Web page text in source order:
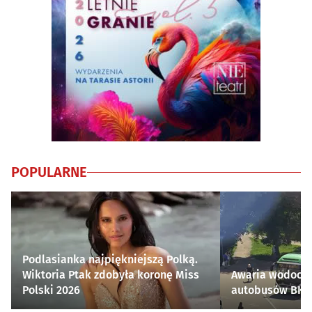
POPULARNE
Podlasianka najpiękniejszą Polką.
Wiktoria Ptak zdobyła koronę Miss
Polski 2026
Awaria
autobusów